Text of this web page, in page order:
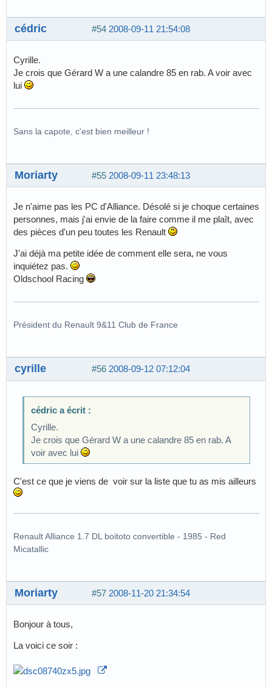
#54 2008-09-11 21:54:08
cédric
Cyrille.
Je crois que Gérard W a une calandre 85 en rab. A voir avec
lui
Sans la capote, c'est bien meilleur !
#55 2008-09-11 23:48:13
Moriarty
Je n'aime pas les PC d'Alliance. Désolé si je choque certaines
personnes, mais j'ai envie de la faire comme il me plaît, avec
des pièces d'un peu toutes les Renault
J'ai déjà ma petite idée de comment elle sera, ne vous
inquiétez pas.
Oldschool Racing
Président du Renault 9&11 Club de France
#56 2008-09-12 07:12:04
cyrille
cédric a écrit :
Cyrille.
Je crois que Gérard W a une calandre 85 en rab. A
voir avec lui
C'est ce que je viens de voir sur la liste que tu as mis ailleurs
Renault Alliance 1.7 DL boitoto convertible - 1985 - Red
Micatallic
#57 2008-11-20 21:34:54
Moriarty
Bonjour à tous,
La voici ce soir :